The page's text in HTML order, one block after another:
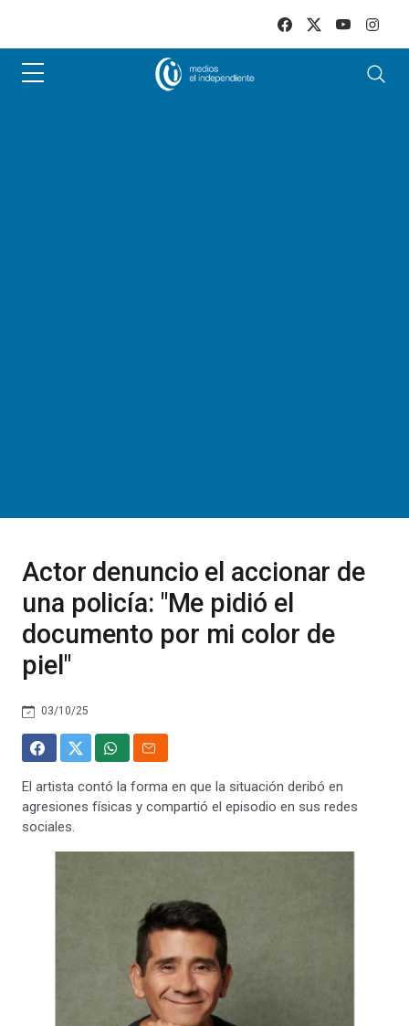
Actor denuncio el accionar de
una policía: "Me pidió el
documento por mi color de
piel"
03/10/25
El artista contó la forma en que la situación deribó en
agresiones físicas y compartió el episodio en sus redes
sociales.